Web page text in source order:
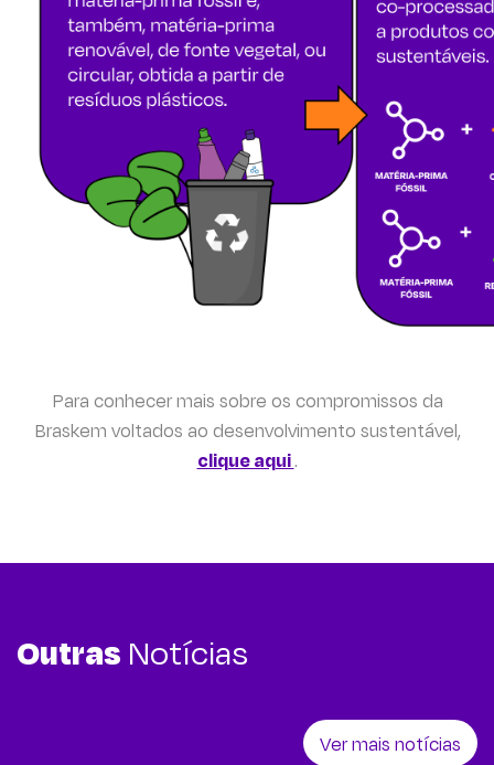
Para conhecer mais sobre os compromissos da
Braskem voltados ao desenvolvimento sustentável,
clique aqui.
Outras Notícias
Ver mais notícias